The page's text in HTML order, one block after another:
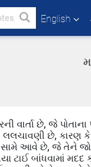
English
વાર્તા છે, જે
લલચાવણી છે, કારણ
સામે આવે છે, જે તેને
ટાઈ